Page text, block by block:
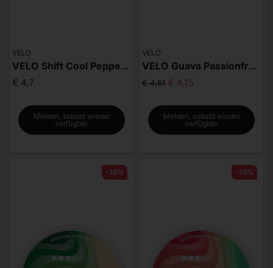
VELO
VELO Shift Cool Peppermint
€ 4,7
Melden, sobald wieder
verfügbar.
VELO
VELO Guava Passionfruit Slim
€ 4,61 € 4,15
Melden, sobald wieder
verfügbar.
-10% -10%